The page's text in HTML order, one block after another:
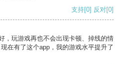
支持[0] 反对[0]
，玩游戏再也不会出现卡顿、掉线的情
在有了这个app，我的游戏水平提升了